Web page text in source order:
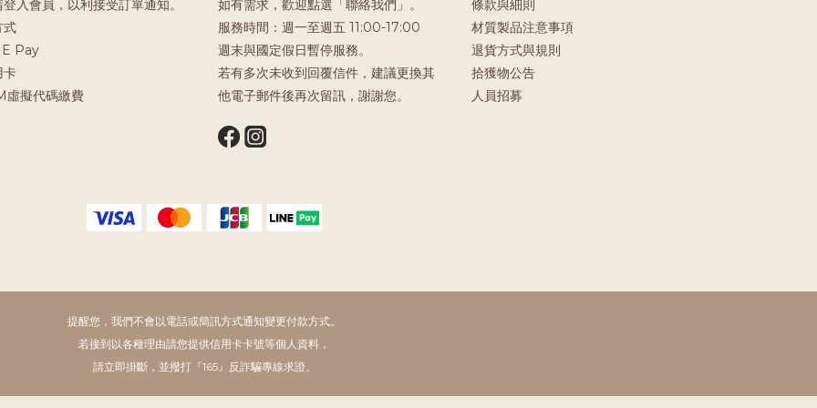
入會員，以利接受訂單通知。
式
Pay
卡
虛擬代碼繳費
如有需求，歡迎點選「聯絡我們」。
服務時間：週一至週五 11:00-17:00
週末與國定假日暫停服務。
若有多次未收到回覆信件，建議更換其
他電子郵件後再次留訊，謝謝您。
條款與細則
材質製品注意事項
退貨方式與規則
拾獲物公告
人員招募
提醒您，我們不會以電話或簡訊方式通知變更付款方式。
若接到以各種理由請您提供信用卡卡號等個人資料，
請立即掛斷，並撥打『165』反詐騙專線求證。